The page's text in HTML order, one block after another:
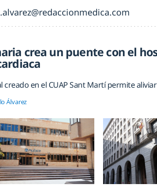
crea un puente con el
creado en el CUAP Sant Martí permite
Álvarez